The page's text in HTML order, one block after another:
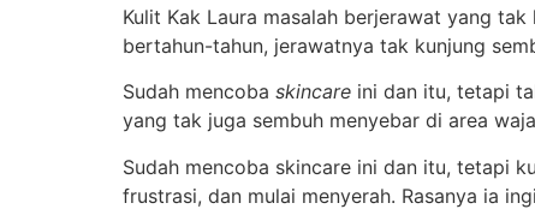
Kulit Kak Laura masalah berjerawat yang
bertahun-tahun, jerawatnya tak kunjung
Sudah mencoba skincare ini dan itu, tetapi
yang tak juga sembuh menyebar di area
Sudah mencoba skincare ini dan itu, tetapi
frustrasi, dan mulai menyerah. Rasanya ia